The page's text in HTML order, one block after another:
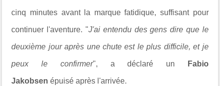
cinq minutes avant la marque fatidique, suffisant pour
continuer l'aventure. "J'ai entendu des gens dire que le
deuxième jour après une chute est le plus difficile, et je
peux le confirmer", a déclaré un Fabio
Jakobsen épuisé après l'arrivée.